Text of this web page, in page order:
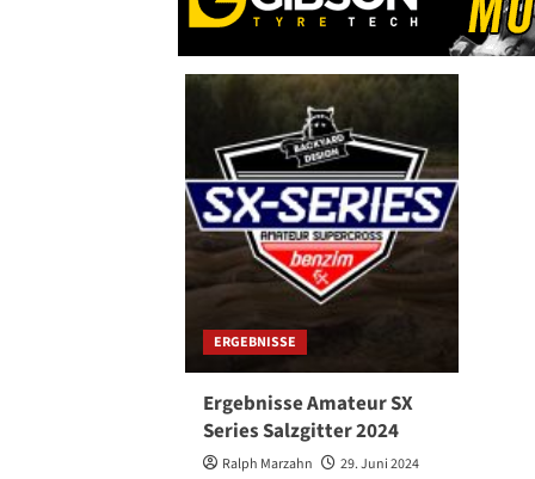
Wochenende
Gräfentonna
ERGEBNISSE
Ergebnisse Amateur SX
Series Salzgitter 2024
Ralph Marzahn 29. Juni 2024